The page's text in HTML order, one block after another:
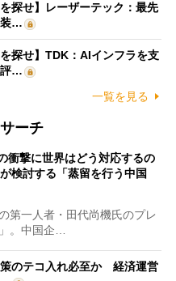
探せ】レーザーテック：最先
装…
探せ】TDK：AIインフラを支
評…
一覧を見る
ーチ
衝撃に世界はどう対応するの
検討する「蒸留を行う中国
第一人者・田代尚機氏のプレ
。中国企…
のテコ入れ必至か 経済運営